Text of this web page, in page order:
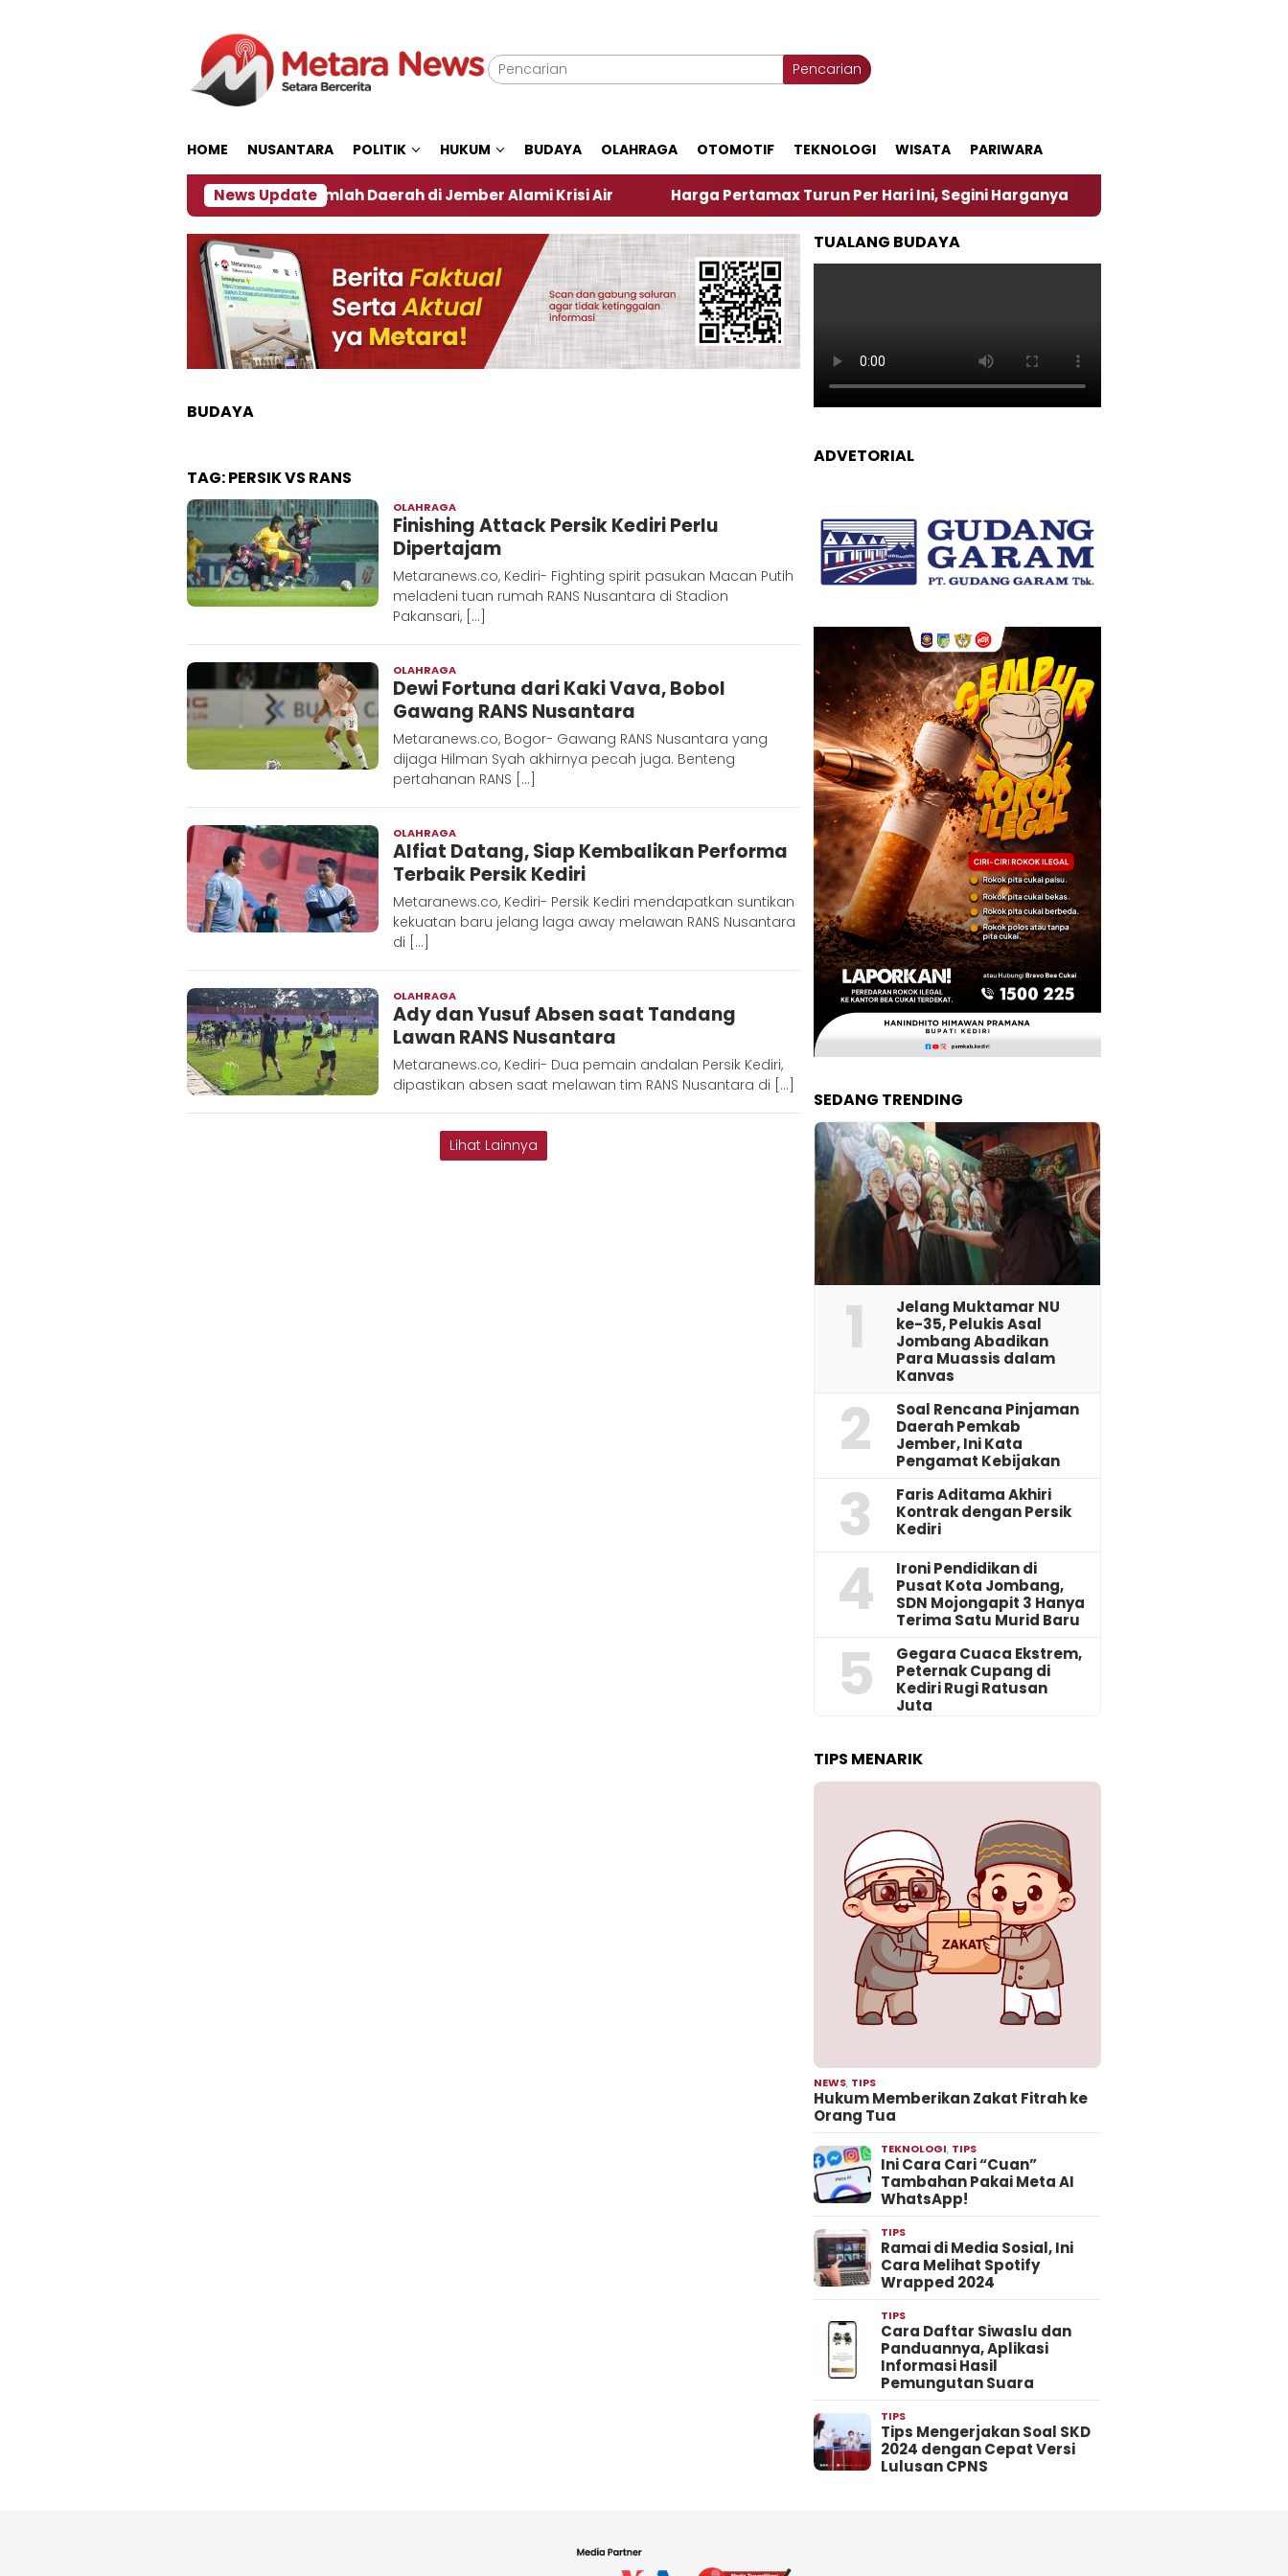
Pencarian
HOME NUSANTARA POLITIK HUKUM BUDAYA OLAHRAGA OTOMOTIF TEKNOLOGI WISATA PARIWARA
News Update
Dampak El Nino, Sejumlah Daerah di Jember Alami Krisi Air Harga Pertamax Turun Per Hari Ini, Segini Harganya ‎Nasirun Maestro Lukis Pemadu
BUDAYA
TAG:PERSIK VS RANS
OLAHRAGA
Metaranews
Finishing Attack Persik Kediri Perlu
Dipertajam
Metaranews.co, Kediri- Fighting spirit pasukan Macan Putih
meladeni tuan rumah RANS Nusantara di Stadion
Pakansari, […]
OLAHRAGA
Metaranews
Dewi Fortuna dari Kaki Vava, Bobol
Gawang RANS Nusantara
Metaranews.co, Bogor- Gawang RANS Nusantara yang
dijaga Hilman Syah akhirnya pecah juga. Benteng
pertahanan RANS […]
OLAHRAGA
Metaranews
Alfiat Datang, Siap Kembalikan Performa
Terbaik Persik Kediri
Metaranews.co, Kediri- Persik Kediri mendapatkan suntikan
kekuatan baru jelang laga away melawan RANS Nusantara
di […]
OLAHRAGA
Metaranews
Ady dan Yusuf Absen saat Tandang
Lawan RANS Nusantara
Metaranews.co, Kediri- Dua pemain andalan Persik Kediri,
dipastikan absen saat melawan tim RANS Nusantara di […]
Lihat Lainnya
TUALANG BUDAYA
ADVETORIAL
SEDANG TRENDING
1
Jelang Muktamar NU
ke-35, Pelukis Asal
Jombang Abadikan
Para Muassis dalam
Kanvas
2
‎Soal Rencana Pinjaman
Daerah Pemkab
Jember, Ini Kata
Pengamat Kebijakan ‎
3
Faris Aditama Akhiri
Kontrak dengan Persik
Kediri
4
Ironi Pendidikan di
Pusat Kota Jombang,
SDN Mojongapit 3 Hanya
Terima Satu Murid Baru
5
‎Gegara Cuaca Ekstrem,
Peternak Cupang di
Kediri Rugi Ratusan
Juta
TIPS MENARIK
NEWS, TIPS
Hukum Memberikan Zakat Fitrah ke
Orang Tua
TEKNOLOGI, TIPS
Ini Cara Cari “Cuan”
Tambahan Pakai Meta AI
WhatsApp!
TIPS
Ramai di Media Sosial, Ini
Cara Melihat Spotify
Wrapped 2024
TIPS
Cara Daftar Siwaslu dan
Panduannya, Aplikasi
Informasi Hasil
Pemungutan Suara
TIPS
Tips Mengerjakan Soal SKD
2024 dengan Cepat Versi
Lulusan CPNS